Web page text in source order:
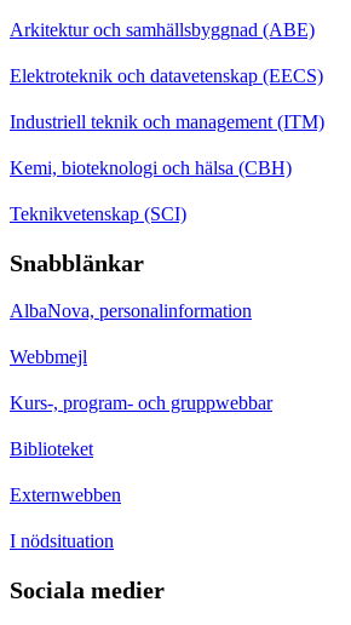
Arkitektur och samhällsbyggnad (ABE)
Elektroteknik och datavetenskap (EECS)
Industriell teknik och management (ITM)
Kemi, bioteknologi och hälsa (CBH)
Teknikvetenskap (SCI)
Snabblänkar
AlbaNova, personalinformation
Webbmejl
Kurs-, program- och gruppwebbar
Biblioteket
Externwebben
I nödsituation
Sociala medier